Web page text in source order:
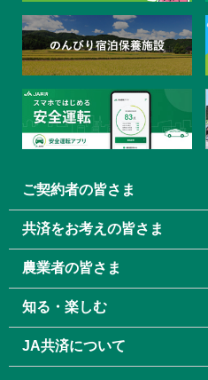
ご契約者の皆さま
共済をお考えの皆さま
農業者の皆さま
知る・楽しむ
JA共済について